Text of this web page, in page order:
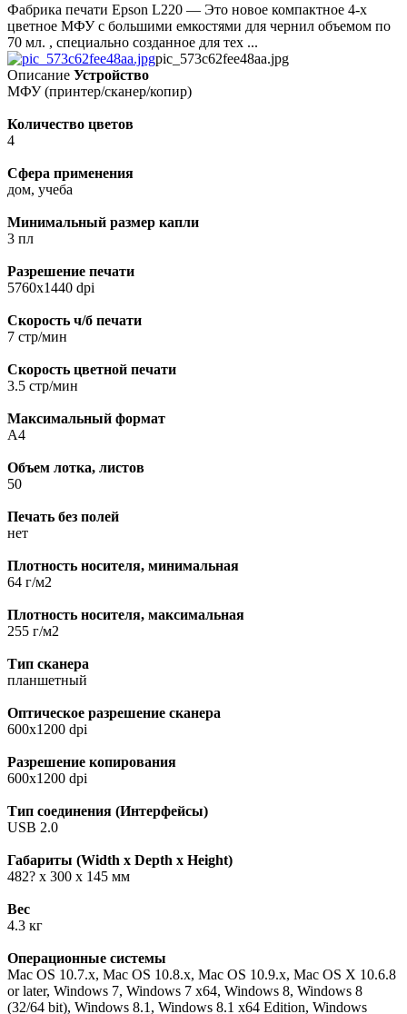
Фабрика печати Epson L220 — Это новое компактное 4-х
цветное МФУ с большими емкостями для чернил объемом по
70 мл. , специально созданное для тех ...
pic_573c62fee48aa.jpg
Описание Устройство
МФУ (принтер/сканер/копир)
Количество цветов
4
Сфера применения
дом, учеба
Минимальный размер капли
3 пл
Разрешение печати
5760x1440 dpi
Скорость ч/б печати
7 стр/мин
Скорость цветной печати
3.5 стр/мин
Максимальный формат
A4
Объем лотка, листов
50
Печать без полей
нет
Плотность носителя, минимальная
64 г/м2
Плотность носителя, максимальная
255 г/м2
Тип сканера
планшетный
Оптическое разрешение сканера
600x1200 dpi
Разрешение копирования
600x1200 dpi
Тип соединения (Интерфейсы)
USB 2.0
Габариты (Width x Depth x Height)
482? x 300 x 145 мм
Вес
4.3 кг
Операционные системы
Mac OS 10.7.x, Mac OS 10.8.x, Mac OS 10.9.x, Mac OS X 10.6.8
or later, Windows 7, Windows 7 x64, Windows 8, Windows 8
(32/64 bit), Windows 8.1, Windows 8.1 x64 Edition, Windows